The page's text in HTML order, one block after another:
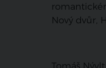
Nový dvůr,